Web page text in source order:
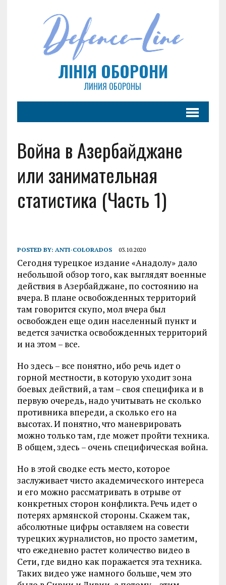
ЛІНІЯ ОБОРОНИ
ЛИНИЯ ОБОРОНЫ
Война в Азербайджане
или занимательная
статистика (Часть 1)
POSTED BY: ANTI-COLORADOS 03.10.2020
Сегодня турецкое издание «Анадолу» дало
небольшой обзор того, как выглядят военные
действия в Азербайджане, по состоянию на
вчера. В плане освобожденных территорий
там говорится скупо, мол вчера был
освобожден еще один населенный пункт и
ведется зачистка освобожденных территорий
и на этом – все.
Но здесь – все понятно, ибо речь идет о
горной местности, в которую уходит зона
боевых действий, а там – своя специфика и в
первую очередь, надо учитывать не сколько
противника впереди, а сколько его на
высотах. И понятно, что маневрировать
можно только там, где может пройти техника.
В общем, здесь – очень специфическая война.
Но в этой сводке есть место, которое
заслуживает чисто академического интереса
и его можно рассматривать в отрыве от
конкретных сторон конфликта. Речь идет о
потерях армянской стороны. Скажем так,
абсолютные цифры оставляем на совести
турецких журналистов, но просто заметим,
что ежедневно растет количество видео в
Сети, где видно как поражается эта техника.
Таких видео уже намного больше, чем это